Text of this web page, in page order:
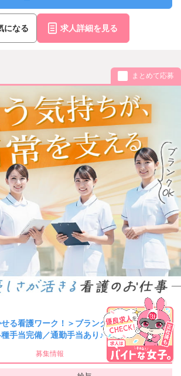
になる 求人詳細を見る
まとめて応募
る看護ワーク！＞ブランクをお持
手当完備／通勤手当あり♪
キープ
募集情報